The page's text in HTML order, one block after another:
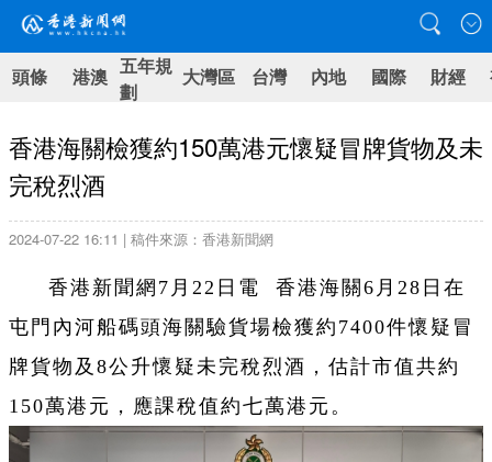
頭條 港澳 五年規
劃
大灣區 台灣 內地 國際 財經
​香港海關檢獲約150萬港元懷疑冒牌貨物及未
完稅烈酒
2024-07-22 16:11 | 稿件來源：香港新聞網
香港新聞網7月22日電 香港海關6月28日在
屯門內河船碼頭海關驗貨場檢獲約7400件懷疑冒
牌貨物及8公升懷疑未完稅烈酒，估計市值共約
150萬港元，應課稅值約七萬港元。